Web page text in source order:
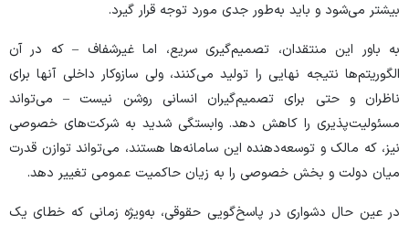
بیشتر می‌شود و باید به‌طور جدی مورد توجه قرار گیرد.
به باور این منتقدان، تصمیم‌گیری سریع، اما غیرشفاف – که در آن
الگوریتم‌ها نتیجه نهایی را تولید می‌کنند، ولی سازوکار داخلی آنها برای
ناظران و حتی برای تصمیم‌گیران انسانی روشن نیست – می‌تواند
مسئولیت‌پذیری را کاهش دهد. وابستگی شدید به شرکت‌های خصوصی
نیز، که مالک و توسعه‌دهنده این سامانه‌ها هستند، می‌تواند توازن قدرت
میان دولت و بخش خصوصی را به زیان حاکمیت عمومی تغییر دهد.
در عین حال دشواری در پاسخ‌گویی حقوقی، به‌ویژه زمانی که خطای یک